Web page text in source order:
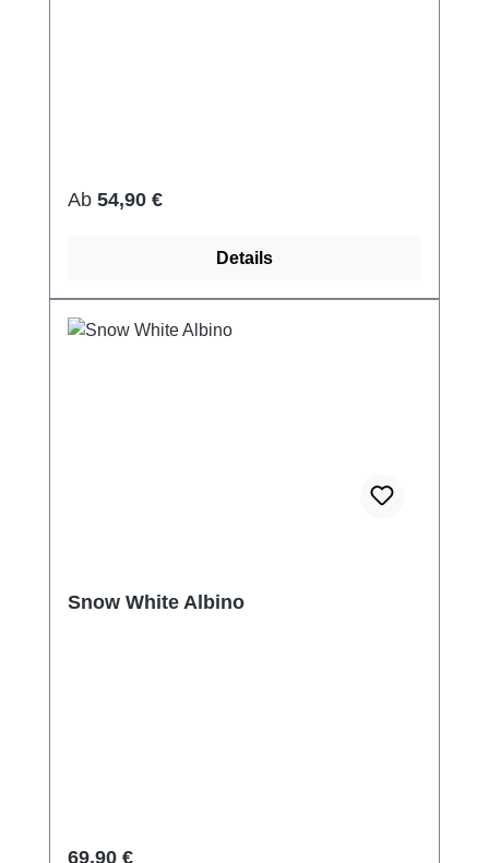
Regulärer Preis:
Ab 54,90 €
Details
Snow White Albino
Regulärer Preis:
69,90 €